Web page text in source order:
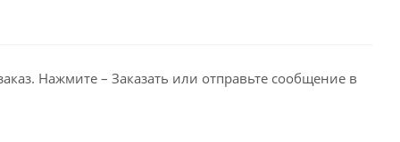
Нажмите – Заказать или отправьте сообщение в